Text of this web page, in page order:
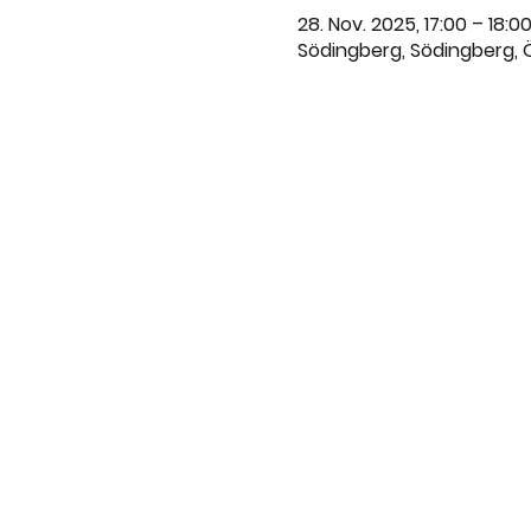
28. Nov. 2025, 17:00 – 18:00
Södingberg, Södingberg,